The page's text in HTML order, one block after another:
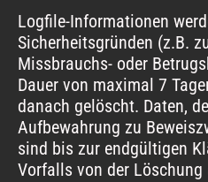
Logfile-Informationen
Sicherheitsgründen (z.B.
Missbrauchs- oder
Dauer von maximal 7
danach gelöscht. Daten,
Aufbewahrung zu
sind bis zur endgültigen
Vorfalls von der Löschung